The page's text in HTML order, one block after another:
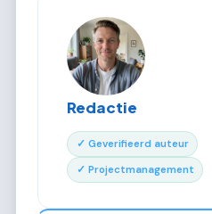
Redactie
✓ Geverifieerd auteur
✓ Projectmanagement